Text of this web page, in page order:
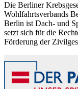
Die Berliner
Wohlfahrtsverbands
Berlin ist Dach- und
setzt sich für die
Förderung der